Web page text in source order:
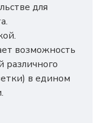
для
возможность
различного
в едином